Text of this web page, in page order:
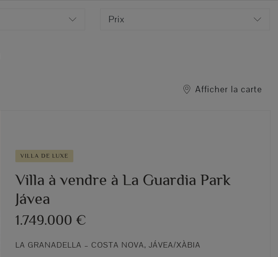
Prix
Afficher la carte
VILLA DE LUXE
Villa à vendre à La Guardia Park
Jávea
1.749.000 €
LA GRANADELLA – COSTA NOVA, JÁVEA/XÀBIA